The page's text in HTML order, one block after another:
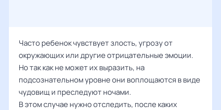
Часто ребенок чувствует злость, угрозу от
окружающих или другие отрицательные эмоции.
Но так как не может их выразить, на
подсознательном уровне они воплощаются в виде
чудовищ и преследуют ночами.
В этом случае нужно отследить, после каких